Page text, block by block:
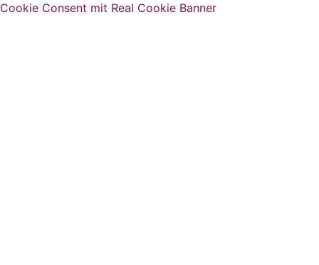
Cookie Consent mit Real Cookie Banner